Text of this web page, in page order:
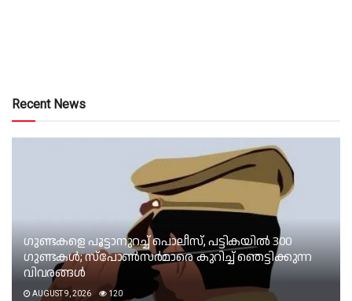
Recent News
ഗുണ്ടകളെ പൂട്ടാനുറച്ച് പൊലീസ്, പട്ടികയിൽ 300
ഗുണ്ടകൾ; സ്‌പോൺസർമാരെ കുറിച്ച് ഞെട്ടിക്കുന്ന
വിവരങ്ങൾ
AUGUST 9, 2026 120